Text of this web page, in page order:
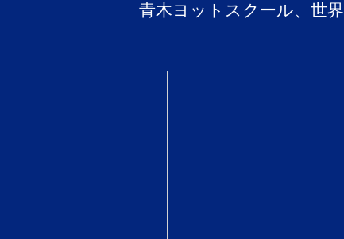
青木ヨットスクール、世